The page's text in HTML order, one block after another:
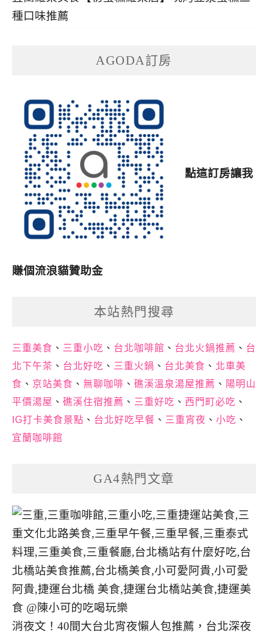
種口味推薦
AGODA訂房
點這訂房讓我
賺個流浪貓贊助金
本站熱門搜尋
三重美食 、 三重小吃 、 台北咖啡館 、 台北火鍋推薦 、 台
北下午茶 、 台北好吃 、 三重火鍋 、 台北美食 、 北車美
食 、 京站美食 、 無聊咖啡 、 礁溪溫泉湯屋推薦 、 陽明山
平價湯屋 、 礁溪住宿推薦 、 三重好吃 、 西門町必吃 、
IG打卡美食景點 、 台北好吃早餐 、 三重宵夜 、 小吃 、
宜蘭咖啡館
GA4熱門文章
消夜文！40間大台北宵夜懶人包推薦，台北深夜